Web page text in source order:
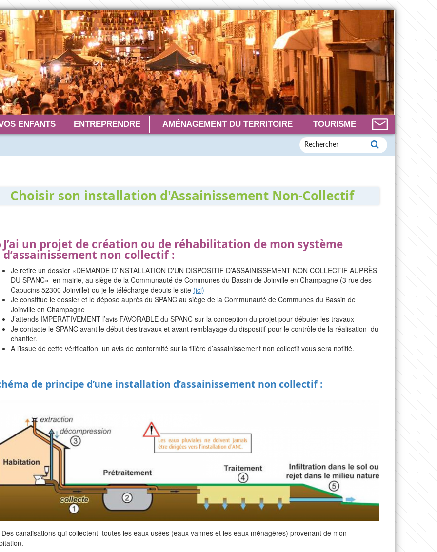
ENFANTS ENTREPRENDRE AMÉNAGEMENT DU TERRITOIRE TOURISME
Choisir son installation d'Assainissement Non-Collectif
J’ai un projet de création ou de réhabilitation de mon système
d’assainissement non collectif :
Je retire un dossier «DEMANDE D’INSTALLATION D'UN DISPOSITIF D’ASSAINISSEMENT NON COLLECTIF AUPRÈS
DU SPANC» en mairie, au siège de la Communauté de Communes du Bassin de Joinville en Champagne (3 rue des
Capucins 52300 Joinville) ou je le télécharge depuis le site (ici)
Je constitue le dossier et le dépose auprès du SPANC au siège de la Communauté de Communes du Bassin de
Joinville en Champagne
J’attends IMPERATIVEMENT l’avis FAVORABLE du SPANC sur la conception du projet pour débuter les travaux
Je contacte le SPANC avant le début des travaux et avant remblayage du dispositif pour le contrôle de la réalisation du
chantier.
A l’issue de cette vérification, un avis de conformité sur la filière d’assainissement non collectif vous sera notifié.
de principe d’une installation d’assainissement non collectif :
Des canalisations qui collectent toutes les eaux usées (eaux vannes et les eaux ménagères) provenant de mon